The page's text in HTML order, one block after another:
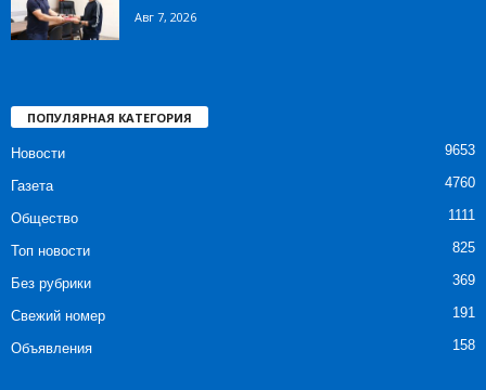
Авг 7, 2026
ПОПУЛЯРНАЯ КАТЕГОРИЯ
Новости 9653
Газета 4760
Общество 1111
Топ новости 825
Без рубрики 369
Свежий номер 191
Объявления 158